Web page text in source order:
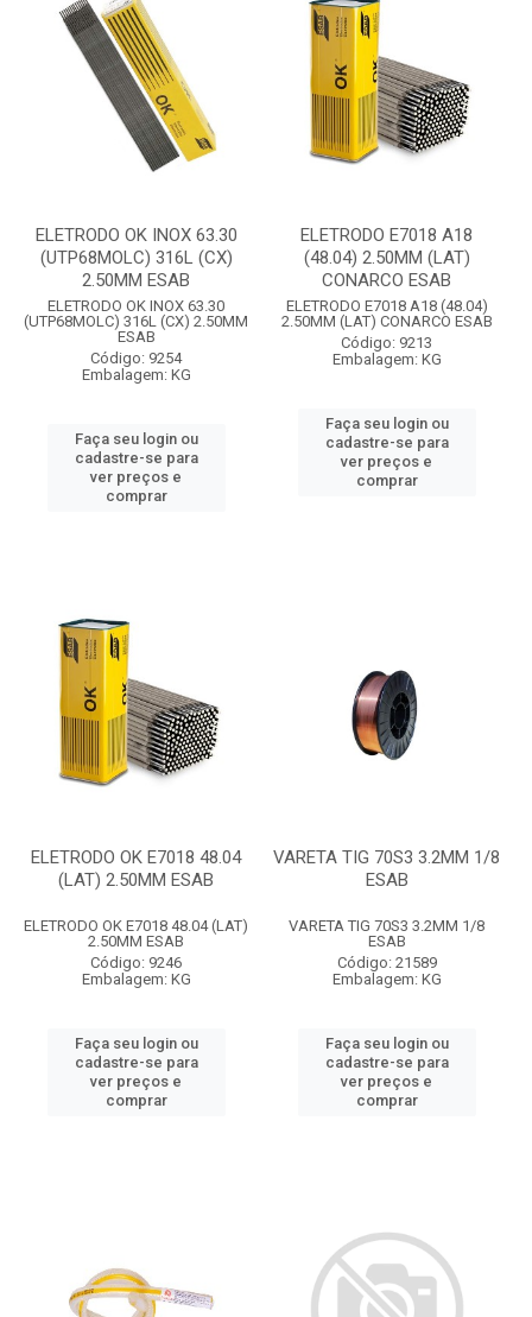
ELETRODO OK INOX 63.30
(UTP68MOLC) 316L (CX)
2.50MM ESAB
ELETRODO OK INOX 63.30
(UTP68MOLC) 316L (CX) 2.50MM
ESAB
Código: 9254
Embalagem: KG
Faça seu login ou
cadastre-se para
ver preços e
comprar
ELETRODO E7018 A18
(48.04) 2.50MM (LAT)
CONARCO ESAB
ELETRODO E7018 A18 (48.04)
2.50MM (LAT) CONARCO ESAB
Código: 9213
Embalagem: KG
Faça seu login ou
cadastre-se para
ver preços e
comprar
ELETRODO OK E7018 48.04
(LAT) 2.50MM ESAB
ELETRODO OK E7018 48.04 (LAT)
2.50MM ESAB
Código: 9246
Embalagem: KG
Faça seu login ou
cadastre-se para
ver preços e
comprar
VARETA TIG 70S3 3.2MM 1/8
ESAB
VARETA TIG 70S3 3.2MM 1/8
ESAB
Código: 21589
Embalagem: KG
Faça seu login ou
cadastre-se para
ver preços e
comprar